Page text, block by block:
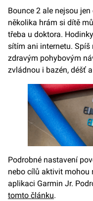
Bounce 2 ale nejsou
několika hrám si dítě
třeba u doktora.
sítím ani internetu.
zdravým pohybovým
zvládnou i bazén, déšť
Podrobné nastavení
nebo cílů aktivit mohou
aplikaci Garmin Jr.
tomto článku.